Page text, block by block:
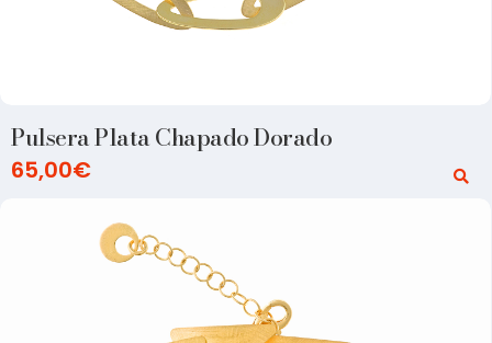
Pulsera Plata Chapado Dorado
65,00€